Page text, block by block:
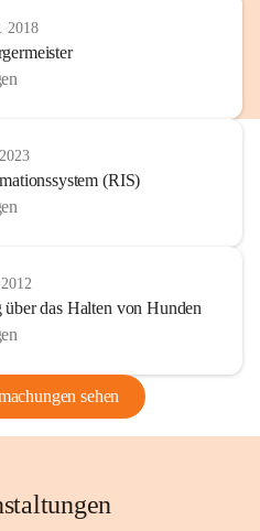
2018
(RIS)
über das Halten von Hunden
sehen